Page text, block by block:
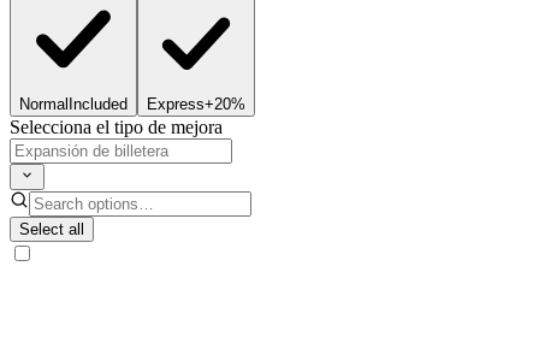
Normal Included Express+20%
Selecciona el tipo de mejora
Select all